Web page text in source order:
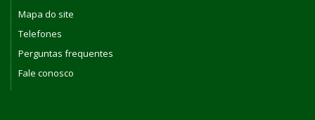
Mapa do site
Telefones
Perguntas frequentes
Fale conosco